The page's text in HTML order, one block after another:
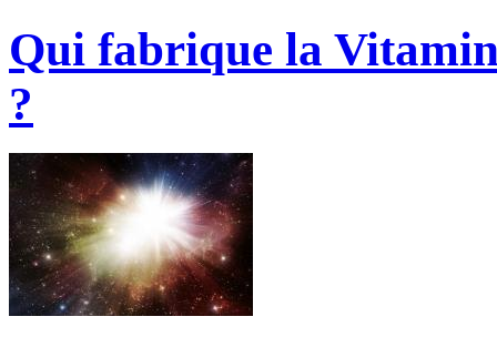
Qui fabrique la
?